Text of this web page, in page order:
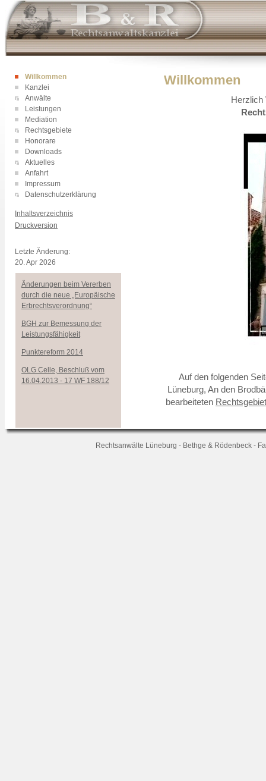
Willkommen
Kanzlei
Anwälte
Leistungen
Mediation
Rechtsgebiete
Honorare
Downloads
Aktuelles
Anfahrt
Impressum
Datenschutzerklärung
Inhaltsverzeichnis
Druckversion
Letzte Änderung:
20. Apr 2026
Änderungen beim Vererben
durch die neue „Europäische
Erbrechtsverordnung“
BGH zur Bemessung der
Leistungsfähigkeit
Punktereform 2014
OLG Celle, Beschluß vom
16.04.2013 - 17 WF 188/12
Willkommen
Herzlich
Auf den folgenden
Lüneburg, An den
bearbeiteten
Rechtsanwälte Lüneburg - Bethge & Rödenbeck -